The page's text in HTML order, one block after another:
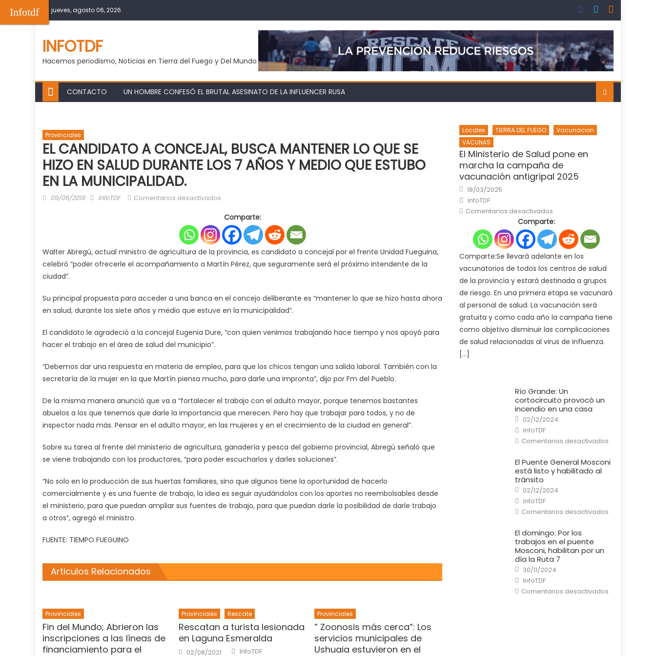
to
jueves, agosto 06, 2026
INFOTDF
Hacemos periodismo, Noticias en Tierra del Fuego y Del Mundo
CONTACTO UN HOMBRE CONFESÓ EL BRUTAL ASESINATO DE LA INFLUENCER RUSA
Provinciales
EL CANDIDATO A CONCEJAL, BUSCA MANTENER LO QUE SE
HIZO EN SALUD DURANTE LOS 7 AÑOS Y MEDIO QUE ESTUBO
EN LA MUNICIPALIDAD.
Posted
09/05/2019 Author
InfoTDF Comentarios desactivados
CANDIDATO
A
CONCEJAL,
BUSCA
MANTENER
SE
HIZO
SALUD
7
AÑOS
MEDIO
QUE
ESTUBO
LA
MUNICIPALIDAD.
Comparte:
Walter Abregú, actual ministro de agricultura de la provincia, es candidato a concejal por el frente Unidad Fueguina,
celebró “poder ofrecerle el acompañamiento a Martín Pérez, que seguramente será el próximo intendente de la
ciudad”.
Su principal propuesta para acceder a una banca en el concejo deliberante es “mantener lo que se hizo hasta ahora
en salud, durante los siete años y medio que estuve en la municipalidad”.
El candidato le agradeció a la concejal Eugenia Dure, “con quien venimos trabajando hace tiempo y nos apoyó para
hacer el trabajo en el área de salud del municipio”.
“Debemos dar una respuesta en materia de empleo, para que los chicos tengan una salida laboral. También con la
secretaría de la mujer en la que Martín piensa mucho, para darle una impronta”, dijo por Fm del Pueblo.
De la misma manera anunció que va a “fortalecer el trabajo con el adulto mayor, porque tenemos bastantes
abuelos a los que tenemos que darle la importancia que merecen. Pero hay que trabajar para todos, y no de
inspector nada más. Pensar en el adulto mayor, en las mujeres y en el crecimiento de la ciudad en general”.
Sobre su tarea al frente del ministerio de agricultura, ganadería y pesca del gobierno provincial, Abregú señaló que
se viene trabajando con los productores, “para poder escucharlos y darles soluciones”.
“No solo en la producción de sus huertas familiares, sino que algunos tiene la oportunidad de hacerlo
comercialmente y es una fuente de trabajo, la idea es seguir ayudándolos con los aportes no reembolsables desde
el ministerio, para que puedan ampliar sus fuentes de trabajo, para que puedan darle la posibilidad de darle trabajo
a otros”, agregó el ministro.
FUENTE: TIEMPO FUEGUINO
Articulos Relacionados
Provinciales
Fin del Mundo; Abrieron las
inscripciones a las líneas de
financiamiento para el
Provinciales Rescate
Rescatan a turista lesionada
en Laguna Esmeralda
Posted
02/08/2021 Author
InfoTDF
Provinciales
” Zoonosis más cerca”: Los
servicios municipales de
Ushuaia estuvieron en el
Locales TIERRA DEL FUEGO
Vacunacion
VACUNAS
El Ministerio de Salud pone en
marcha la campaña de
vacunación antigripal 2025
Posted
on
18/03/2025
Author
InfoTDF
Comentarios desactivados
Ministerio
Salud
pone
en
marcha
la
campaña
de
vacunación
antigripal
2025
Comparte:
Comparte:Se llevará adelante en los
vacunatorios de todos los centros de salud
de la provincia y estará destinada a grupos
de riesgo. En una primera etapa se vacunará
al personal de salud. La vacunación será
gratuita y como cada año la campaña tiene
como objetivo disminuir las complicaciones
de salud relacionadas al virus de influenza.
[…]
Río Grande: Un
cortocircuito provocó un
incendio en una casa
Posted
on
02/12/2024
Author
InfoTDF
Comentarios desactivadosen
Río
Un
cortocircuito
El Puente General Mosconi
está listo y habilitado al
tránsito
Posted
on
02/12/2024
Author
InfoTDF
Comentarios desactivadosen
El
El domingo: Por los
trabajos en el puente
Mosconi, habilitan por un
día la Ruta 7
Posted
on
30/11/2024
Author
InfoTDF
Comentarios desactivadosen
El
Infotdf